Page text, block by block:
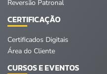
Reversão Patronal
CERTIFICAÇÃO
Certificados Digitais
Área do Cliente
CURSOS E EVENTOS